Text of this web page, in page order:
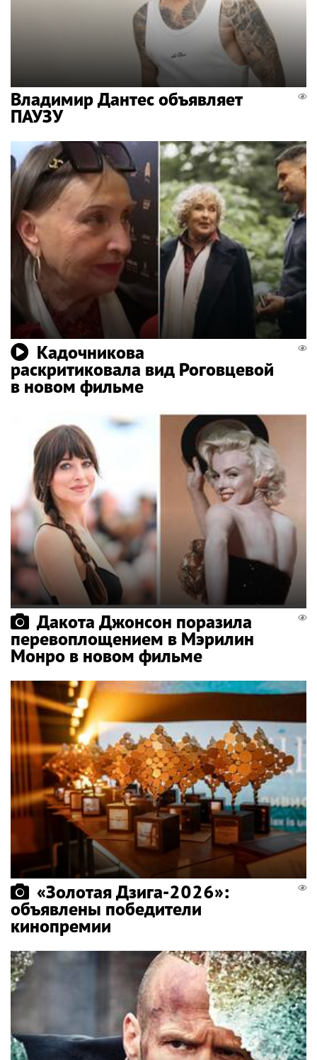
Владимир Дантес объявляет
ПАУЗУ
Кадочникова
раскритиковала вид Роговцевой
в новом фильме
Дакота Джонсон поразила
перевоплощением в Мэрилин
Монро в новом фильме
«Золотая Дзига-2026»:
объявлены победители
кинопремии